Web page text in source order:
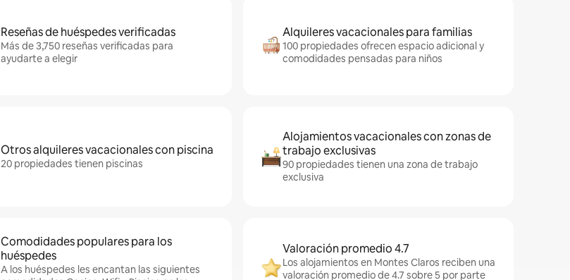
Reseñas de huéspedes verificadas
Más de 3,750 reseñas verificadas para
ayudarte a elegir
Alquileres vacacionales para familias
100 propiedades ofrecen espacio adicional y
comodidades pensadas para niños
Otros alquileres vacacionales con piscina
20 propiedades tienen piscinas
Alojamientos vacacionales con zonas de
trabajo exclusivas
90 propiedades tienen una zona de trabajo
exclusiva
Comodidades populares para los
huéspedes
A los huéspedes les encantan las siguientes
Valoración promedio 4.7
Los alojamientos en Montes Claros reciben una
valoración promedio de 4.7 sobre 5 por parte